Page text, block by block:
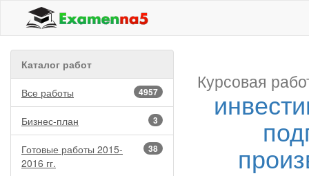
Каталог работ
4957
Все работы
3
Бизнес-план
38
Готовые работы 2015-
2016 гг.
Курсовая